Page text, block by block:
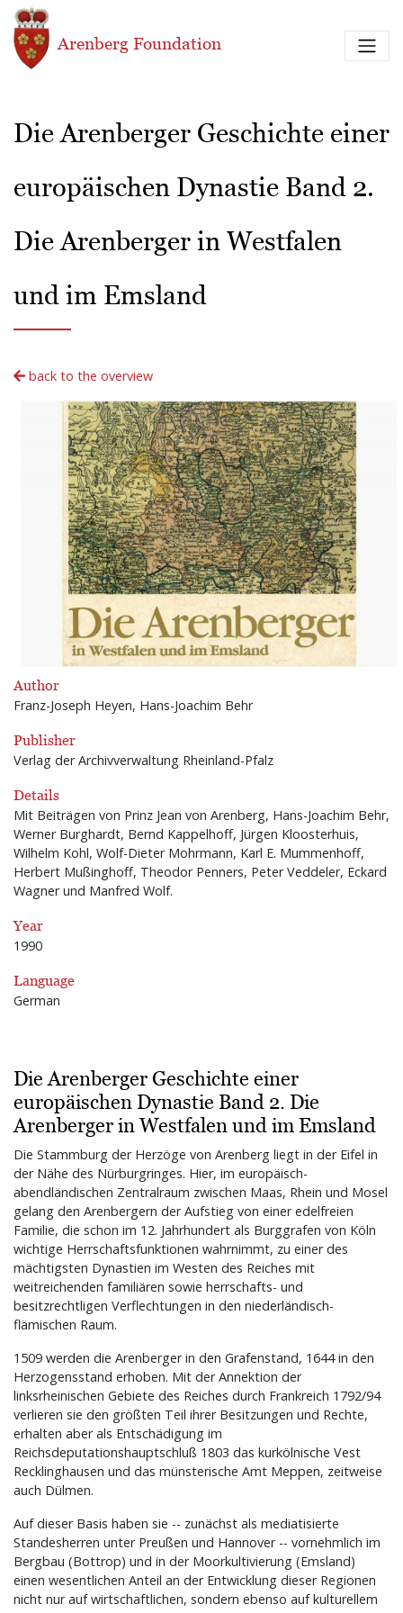
Skip to main content
Arenberg Foundation
Die Arenberger Geschichte einer
europäischen Dynastie Band 2.
Die Arenberger in Westfalen
und im Emsland
back to the overview
Author
Franz-Joseph Heyen, Hans-Joachim Behr
Publisher
Verlag der Archivverwaltung Rheinland-Pfalz
Details
Mit Beiträgen von Prinz Jean von Arenberg, Hans-Joachim Behr,
Werner Burghardt, Bernd Kappelhoff, Jürgen Kloosterhuis,
Wilhelm Kohl, Wolf-Dieter Mohrmann, Karl E. Mummenhoff,
Herbert Mußinghoff, Theodor Penners, Peter Veddeler, Eckard
Wagner und Manfred Wolf.
Year
1990
Language
German
Die Arenberger Geschichte einer
europäischen Dynastie Band 2. Die
Arenberger in Westfalen und im Emsland
Die Stammburg der Herzöge von Arenberg liegt in der Eifel in
der Nähe des Nürburgringes. Hier, im europäisch-
abendländischen Zentralraum zwischen Maas, Rhein und Mosel
gelang den Arenbergern der Aufstieg von einer edelfreien
Familie, die schon im 12. Jahrhundert als Burggrafen von Köln
wichtige Herrschaftsfunktionen wahrnimmt, zu einer des
mächtigsten Dynastien im Westen des Reiches mit
weitreichenden familiären sowie herrschafts- und
besitzrechtligen Verflechtungen in den niederländisch-
flämischen Raum.
1509 werden die Arenberger in den Grafenstand, 1644 in den
Herzogensstand erhoben. Mit der Annektion der
linksrheinischen Gebiete des Reiches durch Frankreich 1792/94
verlieren sie den größten Teil ihrer Besitzungen und Rechte,
erhalten aber als Entschädigung im
Reichsdeputationshauptschluß 1803 das kurkölnische Vest
Recklinghausen und das münsterische Amt Meppen, zeitweise
auch Dülmen.
Auf dieser Basis haben sie -- zunächst als mediatisierte
Standesherren unter Preußen und Hannover -- vornehmlich im
Bergbau (Bottrop) und in der Moorkultivierung (Emsland)
einen wesentlichen Anteil an der Entwicklung dieser Regionen
nicht nur auf wirtschaftlichen, sondern ebenso auf kulturellem